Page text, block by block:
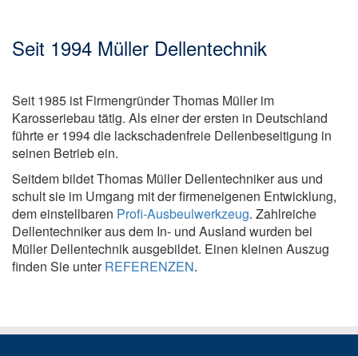
Seit 1994 Müller Dellentechnik
Seit 1985 ist Firmengründer Thomas Müller im
Karosseriebau tätig. Als einer der ersten in Deutschland
führte er 1994 die lackschadenfreie Dellenbeseitigung in
seinen Betrieb ein.
Seitdem bildet Thomas Müller Dellentechniker aus und
schult sie im Umgang mit der firmeneigenen Entwicklung,
dem einstellbaren Profi-Ausbeulwerkzeug. Zahlreiche
Dellentechniker aus dem In- und Ausland wurden bei
Müller Dellentechnik ausgebildet. Einen kleinen Auszug
finden Sie unterREFERENZEN.